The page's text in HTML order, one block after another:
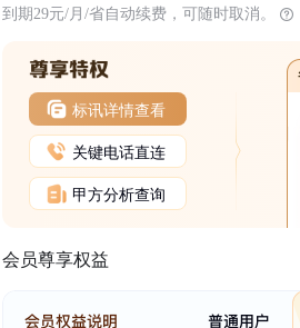
到期29元/月/省自动续费，可随时取消。
标讯详情查看
关键电话直连
甲方分析查询
会员尊享权益